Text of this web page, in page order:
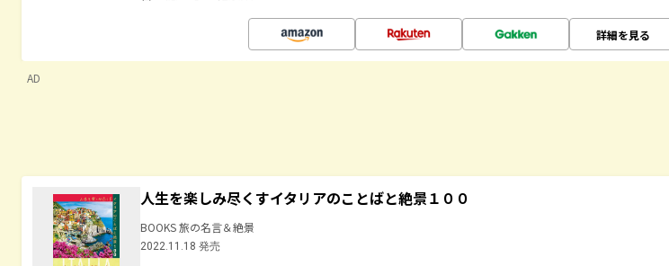
詳細を見る
AD
人生を楽しみ尽くすイタリアのことばと絶景１００
BOOKS 旅の名言＆絶景
2022.11.18 発売